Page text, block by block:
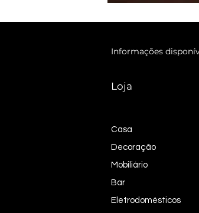
Informações
Loja
Casa
Decoração
Mobiliário
Bar
Eletrodomésticos